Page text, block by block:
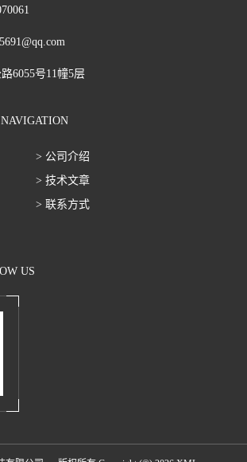
6055号11幢5层
> 公司介绍
> 技术文章
> 联系方式
US